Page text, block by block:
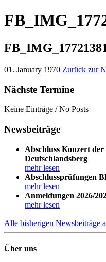
01. January 1970 Zurück zur
Nächste Termine
Keine Einträge / No Posts
Newsbeiträge
Abschluss Konzert
Deutschlandsberg
mehr lesen
Abschlussprüfungen
mehr lesen
Anmeldungen 2026/
mehr lesen
Alle bisherigen Newsbeiträge
Über uns